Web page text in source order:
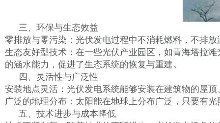
三、环保与生态效益
零排放与零污染：光伏发电过程中不消耗燃料，不排
生态友好型技术：在一些光伏产业园区，如青海塔拉
的涵水能力，促进了生态系统的恢复与重建。
四、灵活性与广泛性
安装地点灵活：光伏发电系统能够安装在建筑物的屋
广泛的地理分布：太阳能在地球上分布广泛，只要有光
五、技术进步与成本降低